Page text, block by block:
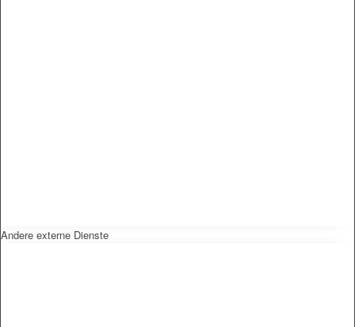
Andere externe Dienste